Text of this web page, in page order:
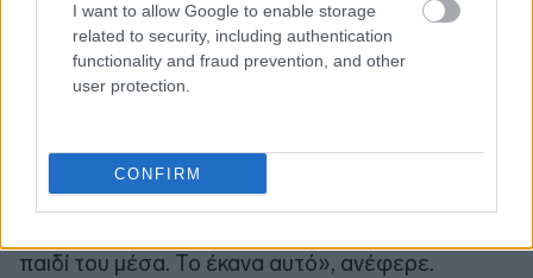
I want to allow Google to enable storage
related to security, including authentication
functionality and fraud prevention, and other
user protection.
CONFIRM
«Στην πρώτη μου δημόσια τοποθέτηση όταν
ανέλαβα αυτό το δύσκολο χαρτοφυλάκιο, έδωσα
τα έργα θα τελειώσουν στην ώρα τους, ότι οι
δικλείδες ασφαλείας θα μπουν και ότι τα τρένα θα
παιδί του μέσα. Το έκανα αυτό», ανέφερε.